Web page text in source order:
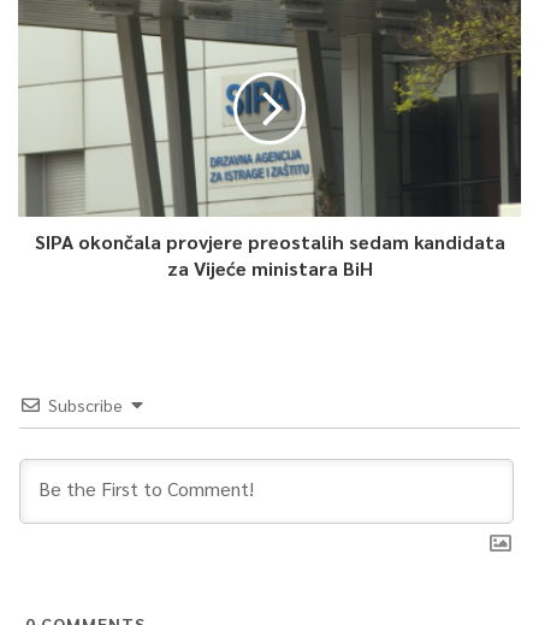
SIPA okončala provjere preostalih sedam kandidata
za Vijeće ministara BiH
Subscribe